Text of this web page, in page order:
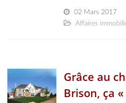
02 Mars 2017
Affaires
Grâce au
Brison, ça